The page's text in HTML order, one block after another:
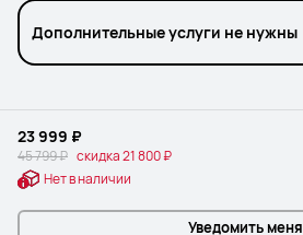
Дополнительные услуги не нужны
23 999 ₽
45 799 ₽ скидка21 800 ₽
Нет в наличии
Уведомить меня